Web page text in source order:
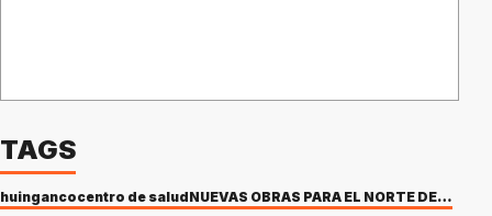
TAGS
huingancocentro de salud NUEVAS OBRAS PARA EL NORTE DE NEUQUEN